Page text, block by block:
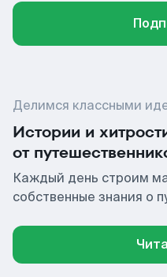
Делимся классными
Истории и
от
Каждый день строим
собственные знания о